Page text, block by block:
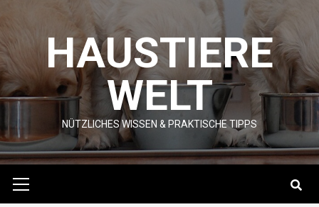
content HAUSTIERE
WELT
NÜTZLICHES WISSEN & PRAKTISCHE TIPPS
Menu